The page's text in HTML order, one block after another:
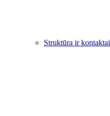
Struktūra ir kontaktai